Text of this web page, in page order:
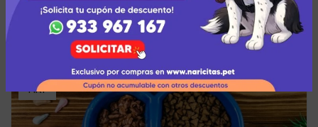
SEGUIR LEYENDO
MAY